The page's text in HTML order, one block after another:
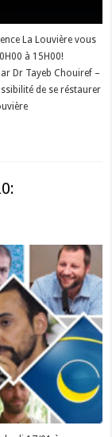
La Louvière vous
à 15H00!
Dr Tayeb Chouiref –
de se réstaurer